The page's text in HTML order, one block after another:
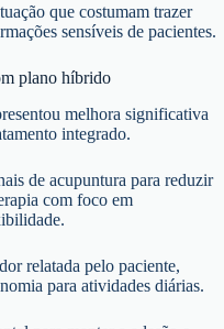
que costumam trazer
sensíveis de pacientes.
plano híbrido
melhora significativa
integrado.
de acupuntura para reduzir
com foco em
relatada pelo paciente,
para atividades diárias.